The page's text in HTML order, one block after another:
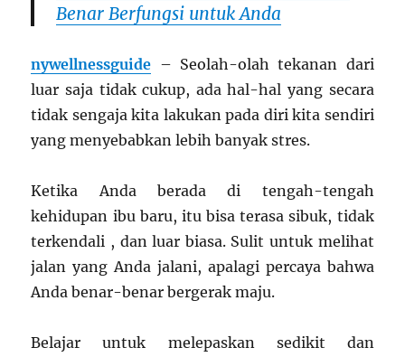
Benar Berfungsi untuk Anda
nywellnessguide – Seolah-olah tekanan dari
luar saja tidak cukup, ada hal-hal yang secara
tidak sengaja kita lakukan pada diri kita sendiri
yang menyebabkan lebih banyak stres.
Ketika Anda berada di tengah-tengah
kehidupan ibu baru, itu bisa terasa sibuk, tidak
terkendali , dan luar biasa. Sulit untuk melihat
jalan yang Anda jalani, apalagi percaya bahwa
Anda benar-benar bergerak maju.
Belajar untuk melepaskan sedikit dan